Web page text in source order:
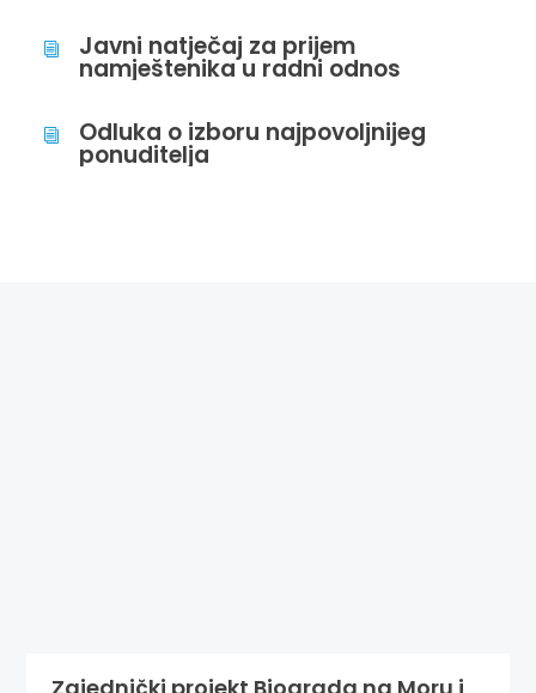
i Javni natječaj za prijem
namještenika u radni odnos
i Odluka o izboru najpovoljnijeg
ponuditelja